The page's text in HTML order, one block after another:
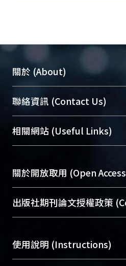
關於 (About)
臺大位居世界頂尖大學之
展現本校豐碩的研究成果
機構典藏（NTUR）與學術
台，成為臺大學術典藏NTU
成果。
To permanently archive
profiles and scholarly
services of “NTU
聯絡資訊 (Contact Us)
總館學科館員(Main Library)
醫學圖書館學科館員
Sciences Library)
相關網站 (Useful Links)
關於開放取用 (Open
開放取用是從使用者角度
動，應用在學術研究上是
用逐年攀升。同時可加速
出版社期刊論文授權政策
含部分內容的版權非匯
助與合作完成，請確認
使用說明 (Instructions)